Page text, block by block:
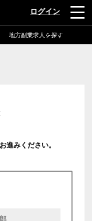
ログイン
地方副業求人を探す
進みください。